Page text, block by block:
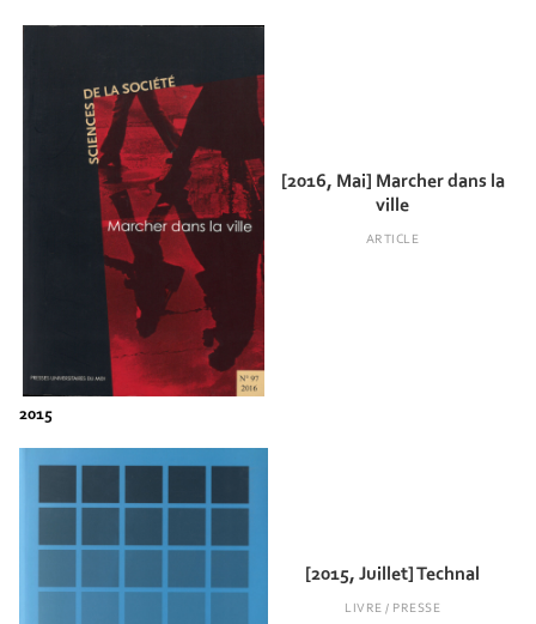
[2016, Mai] Marcher dans la
ville
ARTICLE
[2015, Juillet] Technal
LIVRE / PRESSE